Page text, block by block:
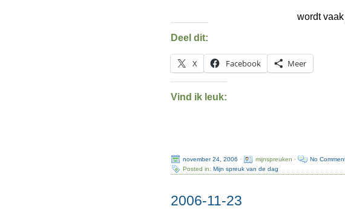
wordt
Deel dit:
X Facebook Meer
Vind ik leuk:
november 24, 2006 · mijnspreuken ·
No
Posted in:Mijn spreuk van de dag
2006-11-23